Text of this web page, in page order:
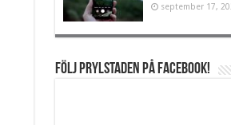
september 17,
Följ Prylstaden på Facebook!